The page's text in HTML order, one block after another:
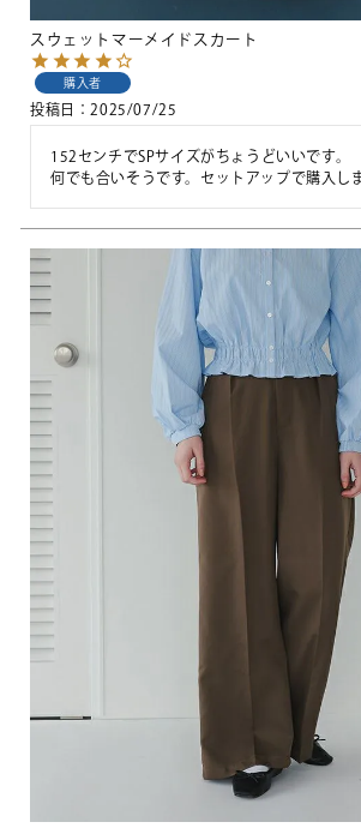
スウェットマーメイドスカート
購入者
投稿日 2025/07/25
152センチでSPサイズがちょうどいいです。
何でも合いそうです。セットアップで購入し